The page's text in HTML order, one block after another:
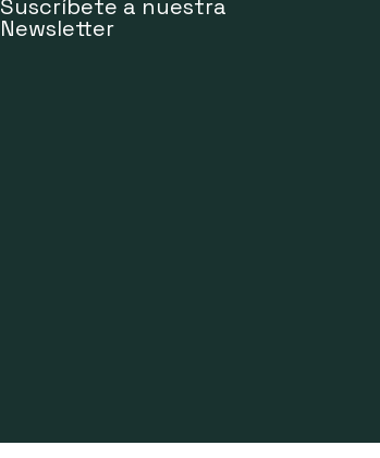
Suscríbete a nuestra
Newsletter